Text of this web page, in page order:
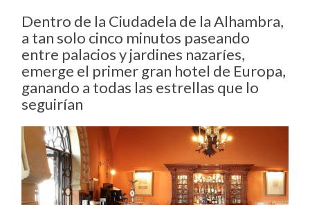
Dentro de la Ciudadela de la Alhambra,
a tan solo cinco minutos paseando
entre palacios y jardines nazaríes,
emerge el primer gran hotel de Europa,
ganando a todas las estrellas que lo
seguirían